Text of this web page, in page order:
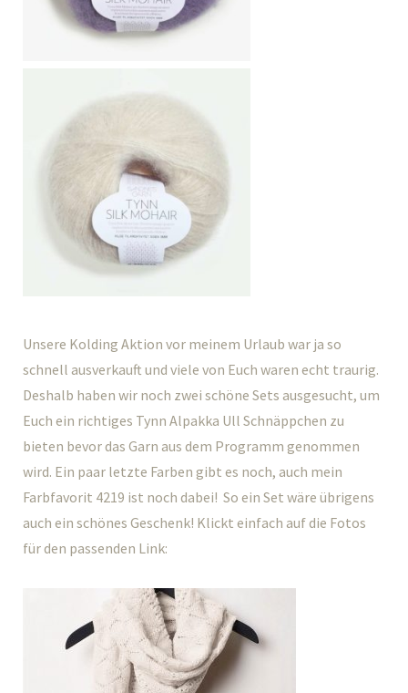
Unsere Kolding Aktion vor meinem Urlaub war ja so
schnell ausverkauft und viele von Euch waren echt traurig.
Deshalb haben wir noch zwei schöne Sets ausgesucht, um
Euch ein richtiges Tynn Alpakka Ull Schnäppchen zu
bieten bevor das Garn aus dem Programm genommen
wird. Ein paar letzte Farben gibt es noch, auch mein
Farbfavorit 4219 ist noch dabei! So ein Set wäre übrigens
auch ein schönes Geschenk! Klickt einfach auf die Fotos
für den passenden Link: